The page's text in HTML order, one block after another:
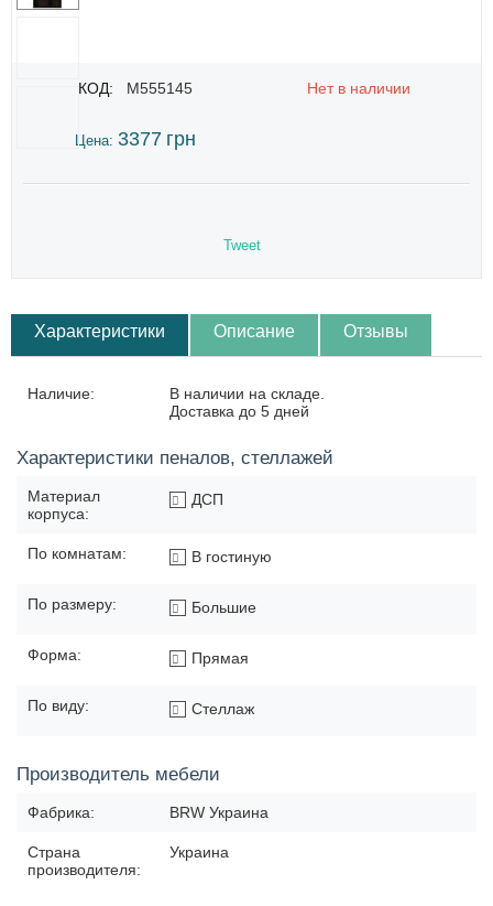
КОД: M555145 Нет в наличии
Цена: 3377 грн
Tweet
Характеристики Описание Отзывы
Наличие:
В наличии на складе.
Доставка до 5 дней
Характеристики пеналов, стеллажей
Материал
корпуса:
ДСП
По комнатам: В гостиную
По размеру: Большие
Форма: Прямая
По виду: Стеллаж
Производитель мебели
Фабрика: BRW Украина
Страна
производителя:
Украина